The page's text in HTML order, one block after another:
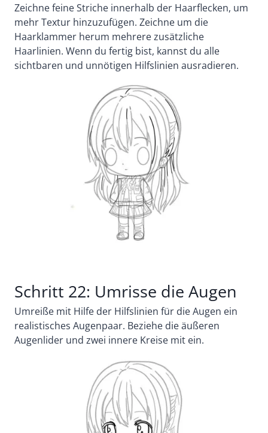
Zeichne feine Striche innerhalb der Haarflecken, um
mehr Textur hinzuzufügen. Zeichne um die
Haarklammer herum mehrere zusätzliche
Haarlinien. Wenn du fertig bist, kannst du alle
sichtbaren und unnötigen Hilfslinien ausradieren.
Schritt 22: Umrisse die Augen
Umreiße mit Hilfe der Hilfslinien für die Augen ein
realistisches Augenpaar. Beziehe die äußeren
Augenlider und zwei innere Kreise mit ein.